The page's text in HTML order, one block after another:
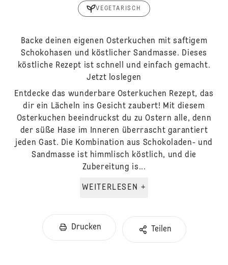
VEGETARISCH
Backe deinen eigenen Osterkuchen mit saftigem
Schokohasen und köstlicher Sandmasse. Dieses
köstliche Rezept ist schnell und einfach gemacht.
Jetzt loslegen
Entdecke das wunderbare Osterkuchen Rezept, das
dir ein Lächeln ins Gesicht zaubert! Mit diesem
Osterkuchen beeindruckst du zu Ostern alle, denn
der süße Hase im Inneren überrascht garantiert
jeden Gast. Die Kombination aus Schokoladen- und
Sandmasse ist himmlisch köstlich, und die
Zubereitung is...
WEITERLESEN +
Drucken Teilen